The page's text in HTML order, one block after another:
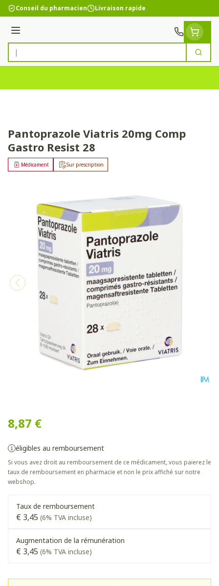
Aller au contenu
Conseil du pharmacien Livraison rapide
Menu
Rechercher
Pantoprazole Viatris 20mg Comp
Gastro Resist 28
Sur prescription
Médicament
8,87 €
éligibles au remboursement
Si vous avez droit au remboursement de ce médicament, vous paierez le
taux de remboursement en pharmacie et non le prix affiché sur notre
webshop.
Taux de remboursement
€ 3,45 (6% TVA incluse)
Augmentation de la rémunération
€ 3,45 (6% TVA incluse)